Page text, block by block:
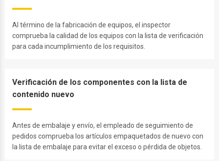
Al término de la fabricación de equipos, el inspector
comprueba la calidad de los equipos con la lista de verificación
para cada incumplimiento de los requisitos.
Verificación de los componentes con la lista de
contenido nuevo
Antes de embalaje y envío, el empleado de seguimiento de
pedidos comprueba los artículos empaquetados de nuevo con
la lista de embalaje para evitar el exceso o pérdida de objetos.